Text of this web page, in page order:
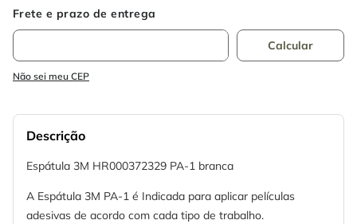
Não sei meu CEP
Descrição
Espátula 3M HR000372329 PA-1 branca
A Espátula 3M PA-1 é Indicada para aplicar películas
adesivas de acordo com cada tipo de trabalho.